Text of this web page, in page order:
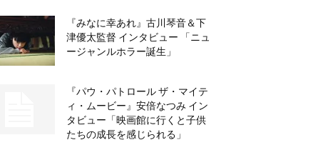
『みなに幸あれ』古川琴音＆下
津優太監督 インタビュー 「ニュ
ージャンルホラー誕生」
『パウ・パトロール ザ・マイテ
ィ・ムービー』安倍なつみ イン
タビュー「映画館に行くと子供
たちの成長を感じられる」